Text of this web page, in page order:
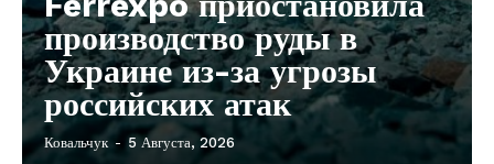
производство руды в
Украине из-за угрозы
российских атак
Ковальчук - 5 Августа, 2026